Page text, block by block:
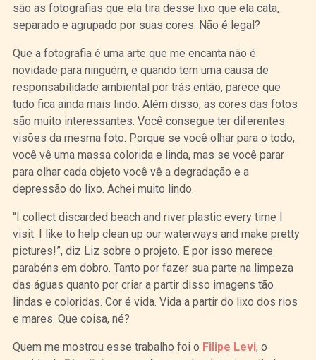
são as fotografias que ela tira desse lixo que ela cata,
separado e agrupado por suas cores. Não é legal?
Que a fotografia é uma arte que me encanta não é
novidade para ninguém, e quando tem uma causa de
responsabilidade ambiental por trás então, parece que
tudo fica ainda mais lindo. Além disso, as cores das fotos
são muito interessantes. Você consegue ter diferentes
visões da mesma foto. Porque se você olhar para o todo,
você vê uma massa colorida e linda, mas se você parar
para olhar cada objeto você vê a degradação e a
depressão do lixo. Achei muito lindo.
“I collect discarded beach and river plastic every time I
visit. I like to help clean up our waterways and make pretty
pictures!”, diz Liz sobre o projeto. E por isso merece
parabéns em dobro. Tanto por fazer sua parte na limpeza
das águas quanto por criar a partir disso imagens tão
lindas e coloridas. Cor é vida. Vida a partir do lixo dos rios
e mares. Que coisa, né?
Quem me mostrou esse trabalho foi o Filipe Levi, o